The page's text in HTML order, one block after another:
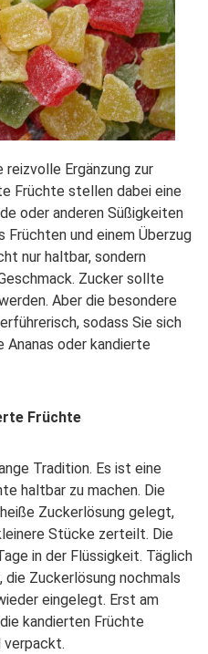
Ergänzung zur
Früchte stellen dabei eine
oder anderen Süßigkeiten
Früchten und einem Überzug
nur haltbar, sondern
Zucker sollte
Aber die besondere
sodass Sie sich
Ananas oder kandierte
Früchte
Tradition. Es ist eine
haltbar zu machen. Die
Zuckerlösung gelegt,
Stücke zerteilt. Die
in der Flüssigkeit. Täglich
die Zuckerlösung nochmals
eingelegt. Erst am
kandierten Früchte
verpackt.